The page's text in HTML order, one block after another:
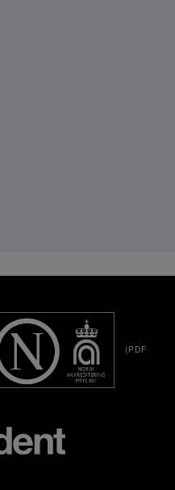
(PDF